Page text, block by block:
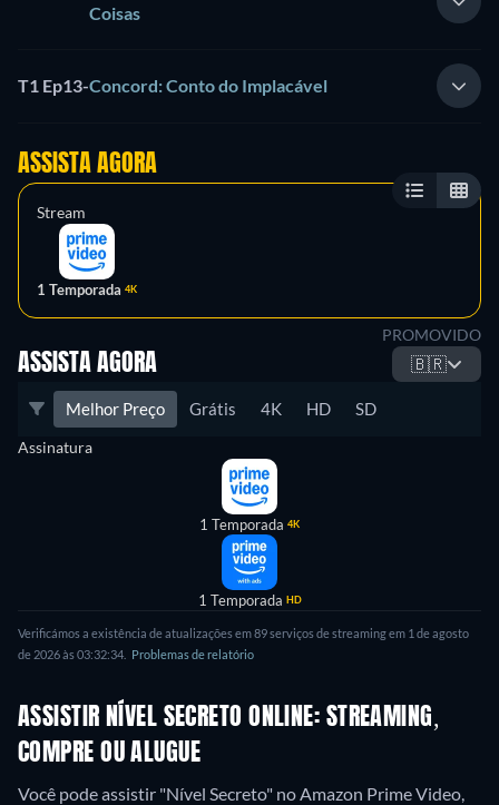
Coisas
T1 Ep13-Concord: Conto do Implacável
ASSISTA AGORA
Stream
1 Temporada 4K
PROMOVIDO
ASSISTA AGORA 🇧🇷
Melhor Preço Grátis 4K HD SD
Assinatura
1 Temporada 4K
1 Temporada HD
Verificámos a existência de atualizações em 89 serviços de streaming em 1 de agosto
de 2026 às 03:32:34.
Problemas de relatório
ASSISTIR NÍVEL SECRETO ONLINE: STREAMING,
COMPRE OU ALUGUE
Você pode assistir "Nível Secreto" no Amazon Prime Video,